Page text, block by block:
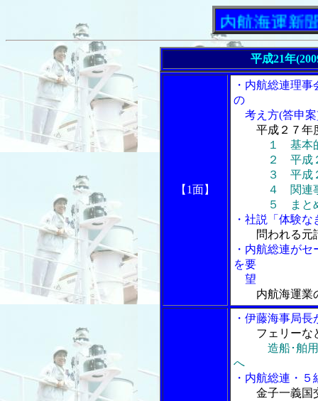
「内航海運新聞」ニ
平成21年
【1面】
・内航総連理
の
考え方(答申案
平成２７年
１ 基本
２ 平成２５
３ 平成２８
４ 関連
５ まと
・社説「体験
問われる元
・内航総連が
を要
望
内航海運業
・伊藤海事局
フェリーな
造船･舶
へ
・内航総連・
金子一義国